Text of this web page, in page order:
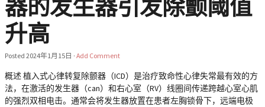
器的发生器引发除颤阈值
升高
Posted 2024年1月15日 · Add Comment
概述 植入式心律转复除颤器（ICD）是治疗致命性心律失常最有效的方
法，在激活的发生器（can）和右心室（RV）线圈间传递跨越心室心肌
的强烈双相电击。通常会将发生器放置在患者左胸锁骨下，远端电极